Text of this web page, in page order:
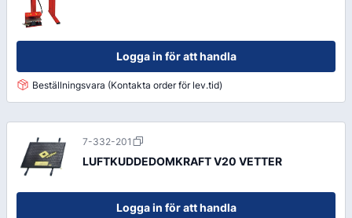
Logga in för att handla
Beställningsvara (Kontakta order för lev.tid)
7-332-201
LUFTKUDDEDOMKRAFT V20 VETTER
Logga in för att handla